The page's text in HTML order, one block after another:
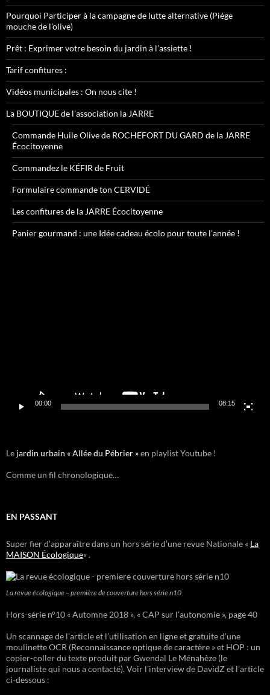
Pourquoi Participer à la campagne de lutte alternative (Piége
mouche de l’olive)
Prêt : Exprimer votre besoin du jardin à l’assiette !
Tarif confitures :
Vidéos municipales : On nous cite !
La BOUTIQUE de l’association la JARRE
Commande Huile Olive de ROCHEFORT DU GARD de la JARRE
Écocitoyenne
Commandez le KÉFIR de Fruit
Formulaire commande ton CERVIDÉ
Les confitures de la JARRE Écocitoyenne
Panier gourmand : une Idée cadeau écolo pour toute l’année !
00:00 08:15
Le jardin urbain « Allée du Pébrier »en playlist Youtube !
Comme un fil chronologique…
EN PASSANT
Super fier d’apparaître dans un hors série d’une revue Nationale « La
MAISON Écologique« .
La revue écologique – première de couverture hors série n10
Hors-série n°10 « Automne 2018 », « CAP sur l’autonomie », page 40
Un scannage de l’article et l’utilisation en ligne et gratuite d’une
moulinette OCR (Reconnaissance optique de caractère » et HOP : un
copier-coller du texte produit par Gwendal Le Ménahèze (le
journaliste qui nous a contacté). Voir l’interview de DavidZ et l’article
ci-dessous :